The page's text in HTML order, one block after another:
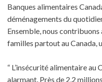
Banques alimentaires
déménagements du
Ensemble, nous
familles partout au Canada,
“ L’insécurité alimentaire au
alarmant. Près de 2,2